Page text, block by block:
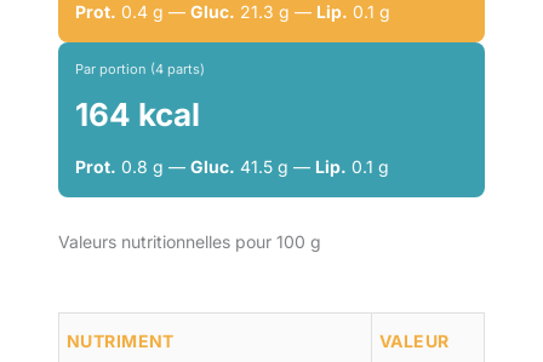
Prot. 0.4 g — Gluc. 21.3 g — Lip. 0.1 g
Par portion (4 parts)
164 kcal
Prot. 0.8 g — Gluc. 41.5 g — Lip. 0.1 g
Valeurs nutritionnelles pour 100 g
NUTRIMENT VALEUR